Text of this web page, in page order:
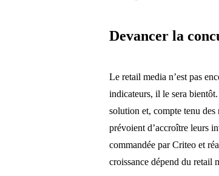
Devancer la
Le retail media n’est pas
indicateurs, il le sera
solution et, compte tenu
prévoient d’accroître leurs
commandée par Criteo et
croissance dépend du retail